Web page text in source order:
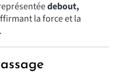
debout,
la force et la